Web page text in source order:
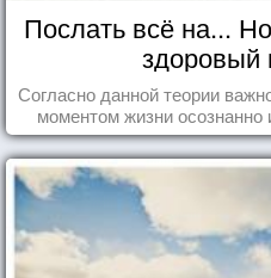
Послать всё на...
здоровый
Согласно данной теории
моментом жизни осознанно
попробуем